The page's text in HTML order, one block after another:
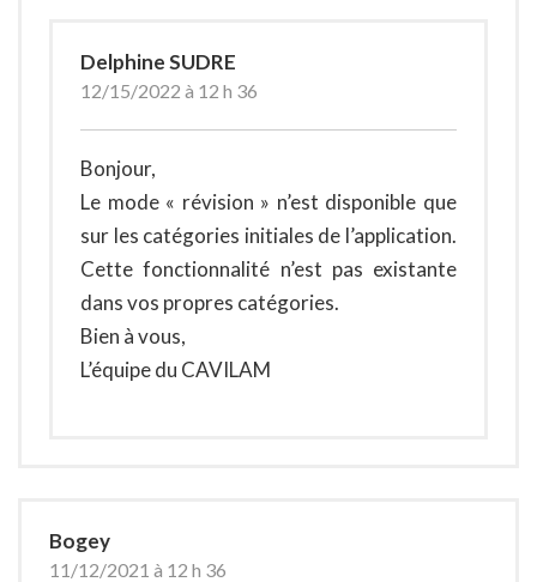
Delphine SUDRE
12/15/2022 à 12 h 36
Bonjour,
Le mode « révision » n’est disponible que
sur les catégories initiales de l’application.
Cette fonctionnalité n’est pas existante
dans vos propres catégories.
Bien à vous,
L’équipe du CAVILAM
Bogey
11/12/2021 à 12 h 36